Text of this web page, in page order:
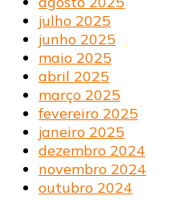
julho 2025
junho 2025
maio 2025
abril 2025
março 2025
fevereiro 2025
janeiro 2025
dezembro 2024
novembro 2024
outubro 2024